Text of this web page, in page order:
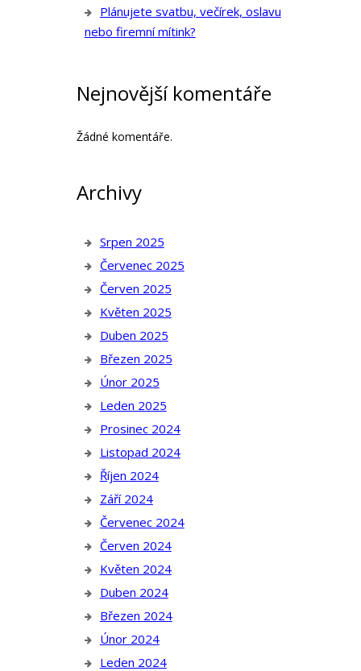
Plánujete svatbu, večírek, oslavu
nebo firemní mítink?
Nejnovější komentáře
Žádné komentáře.
Archivy
Srpen 2025
Červenec 2025
Červen 2025
Květen 2025
Duben 2025
Březen 2025
Únor 2025
Leden 2025
Prosinec 2024
Listopad 2024
Říjen 2024
Září 2024
Červenec 2024
Červen 2024
Květen 2024
Duben 2024
Březen 2024
Únor 2024
Leden 2024